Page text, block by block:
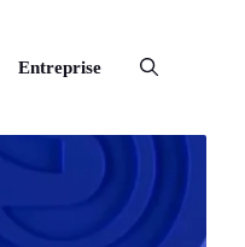
Entreprise